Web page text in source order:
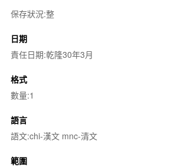
保存狀況:整
日期
責任日期:乾隆30年3月
格式
數量:1
語言
語文:chi-漢文 mnc-清文
範圍